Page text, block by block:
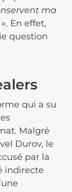
ma
». En effet,
question
qui a su
Malgré
Durov, le
par la
indirecte